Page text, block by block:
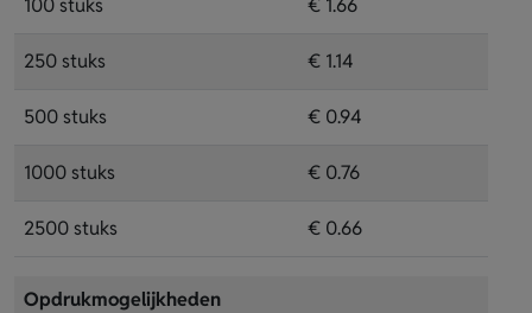
100 stuks € 1.66
250 stuks € 1.14
500 stuks € 0.94
1000 stuks € 0.76
2500 stuks € 0.66
Opdrukmogelijkheden